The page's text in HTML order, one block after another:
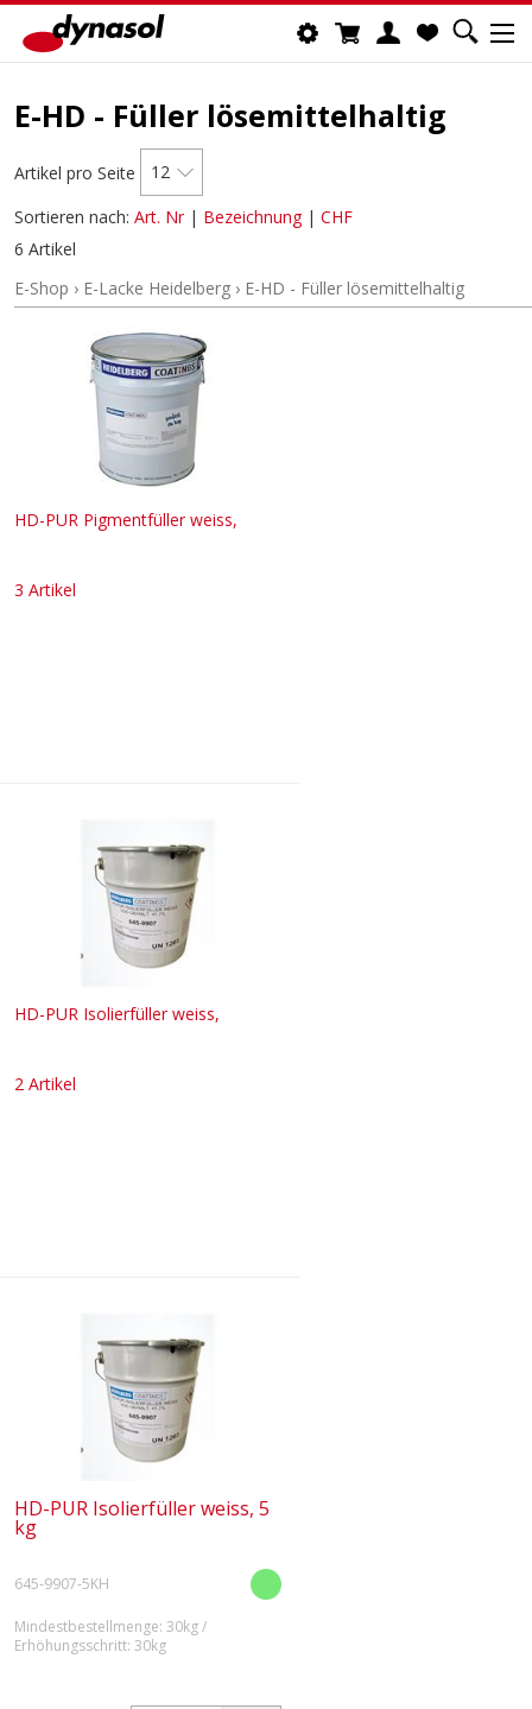
E-HD - Füller lösemittelhaltig
Artikel pro Seite
12
Sortieren nach: Art. Nr| Bezeichnung| CHF
6 Artikel
E-Shop › E-Lacke Heidelberg › E-HD - Füller lösemittelhaltig
HD-PUR Pigmentfüller weiss,
3 Artikel
HD-PUR Isolierfüller weiss,
2 Artikel
HD-PUR Isolierfüller weiss, 5
kg
645-9907-5KH
Mindestbestellmenge: 30kg /
Erhöhungsschritt: 30kg
ISOLIERFÜLLER ist ein